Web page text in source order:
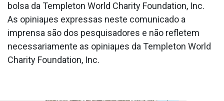
bolsa da Templeton World Charity Foundation, Inc.
As opiniaµes expressas neste comunicado a
imprensa são dos pesquisadores e não refletem
necessariamente as opiniaµes da Templeton World
Charity Foundation, Inc.